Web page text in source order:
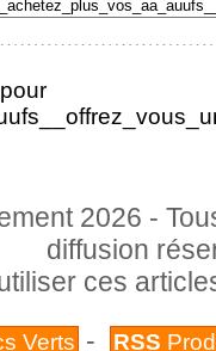
2026 -
diffusion
ces
Verts - RSS